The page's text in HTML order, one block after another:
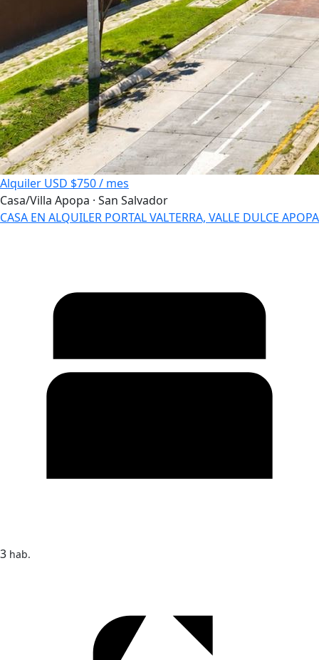
Alquiler USD $750 / mes
Casa/Villa Apopa · San Salvador
CASA EN ALQUILER PORTAL VALTERRA, VALLE DULCE APOPA
3 hab.